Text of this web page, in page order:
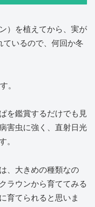
）を植えてから、実が
ているので、何回か冬
。
を鑑賞するだけでも見
害虫に強く、直射日光
。
、大きめの種類なの
ラウンから育ててみる
育てられると思いま